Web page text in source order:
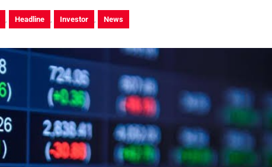
Headline Investor News